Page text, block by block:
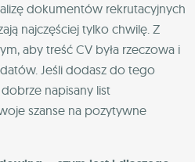
dokumentów rekrutacyjnych
najczęściej tylko chwilę. Z
aby treść CV była rzeczowa i
Jeśli dodasz do tego
napisany list
szanse na pozytywne